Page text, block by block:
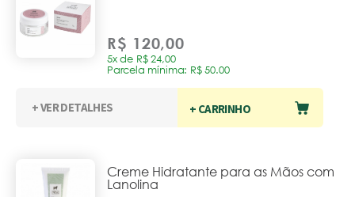
R$ 120,00
5x de R$ 24,00
Parcela mínima: R$ 50.00
+ VER DETALHES + CARRINHO
Creme Hidratante para as Mãos com
Lanolina